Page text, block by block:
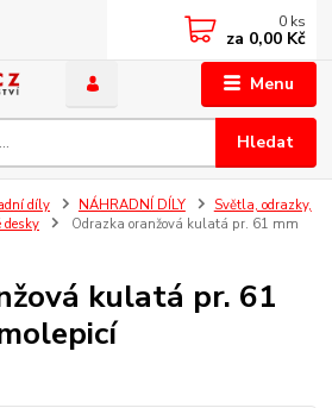
Menu
Hledat
0 ks
za 0,00 Kč
díly NÁHRADNÍ DÍLY
Světla, odrazky,
desky
Odrazka oranžová kulatá pr. 61 mm
kulatá pr. 61